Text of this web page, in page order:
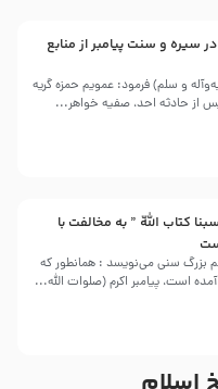
سیره و سنت پیامبر از منابع
و سلم) فرمود: عمویم حمزه گریه
از حادثه احد، صفیه خواهر...
كتاب اللّه ” به مخالفت با
خفاجی مصری عالم بزرگ سنی می‌نویسد : همانطور که
است، پیامبر اکرم (صلوات اللّه...